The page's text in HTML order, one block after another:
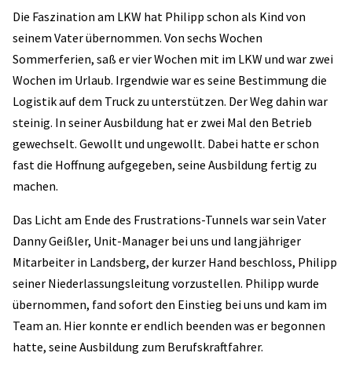
Die Faszination am LKW hat Philipp schon als Kind von
seinem Vater übernommen. Von sechs Wochen
Sommerferien, saß er vier Wochen mit im LKW und war zwei
Wochen im Urlaub. Irgendwie war es seine Bestimmung die
Logistik auf dem Truck zu unterstützen. Der Weg dahin war
steinig. In seiner Ausbildung hat er zwei Mal den Betrieb
gewechselt. Gewollt und ungewollt. Dabei hatte er schon
fast die Hoffnung aufgegeben, seine Ausbildung fertig zu
machen.
Das Licht am Ende des Frustrations-Tunnels war sein Vater
Danny Geißler, Unit-Manager bei uns und langjähriger
Mitarbeiter in Landsberg, der kurzer Hand beschloss, Philipp
seiner Niederlassungsleitung vorzustellen. Philipp wurde
übernommen, fand sofort den Einstieg bei uns und kam im
Team an. Hier konnte er endlich beenden was er begonnen
hatte, seine Ausbildung zum Berufskraftfahrer.